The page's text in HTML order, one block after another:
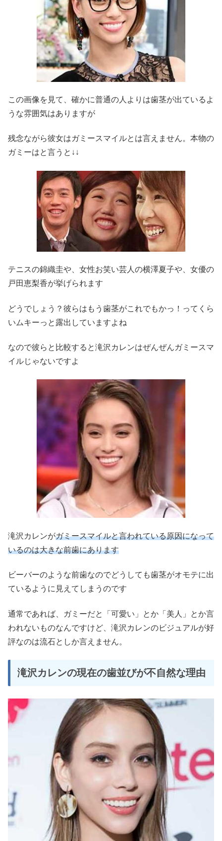
この画像を見て、確かに普通の人よりは歯茎が出ているよ
うな雰囲気はありますが
残念ながら彼女はガミースマイルとは言えません。本物の
ガミーはと言うと↓↓
テニスの錦織圭や、女性お笑い芸人の横澤夏子や、女優の
戸田恵梨香が挙げられます
どうでしょう？彼らはもう歯茎がこれでもかっ！ってくら
いムキーっと露出していますよね
なので彼らと比較すると滝沢カレンはぜんぜんガミースマ
イルじゃないですよ
滝沢カレンがガミースマイルと言われている原因になって
いるのは大きな前歯にあります
ビーバーのような前歯なのでどうしても歯茎がオモテに出
ているように見えてしまうのです
通常であれば、ガミーだと「可愛い」とか「美人」とか言
われないものなんですけど、滝沢カレンのビジュアルが好
評なのは流石としか言えません。
滝沢カレンの現在の歯並びが不自然な理由